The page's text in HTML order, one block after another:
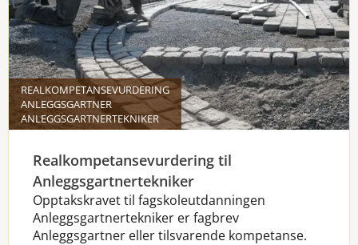
REALKOMPETANSEVURDERING
ANLEGGSGARTNER
ANLEGGSGARTNERTEKNIKER
Realkompetansevurdering til
Anleggsgartnertekniker
Opptakskravet til fagskoleutdanningen
Anleggsgartnertekniker er fagbrev
Anleggsgartner eller tilsvarende kompetanse.